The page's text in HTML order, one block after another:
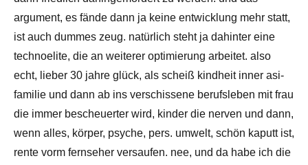
argument, es fände dann ja keine entwicklung mehr statt,
ist auch dummes zeug. natürlich steht ja dahinter eine
technoelite, die an weiterer optimierung arbeitet. also
echt, lieber 30 jahre glück, als scheiß kindheit inner asi-
familie und dann ab ins verschissene berufsleben mit frau
die immer bescheuerter wird, kinder die nerven und dann,
wenn alles, körper, psyche, pers. umwelt, schön kaputt ist,
rente vorm fernseher versaufen. nee, und da habe ich die